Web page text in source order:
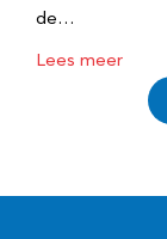
de…
Lees meer